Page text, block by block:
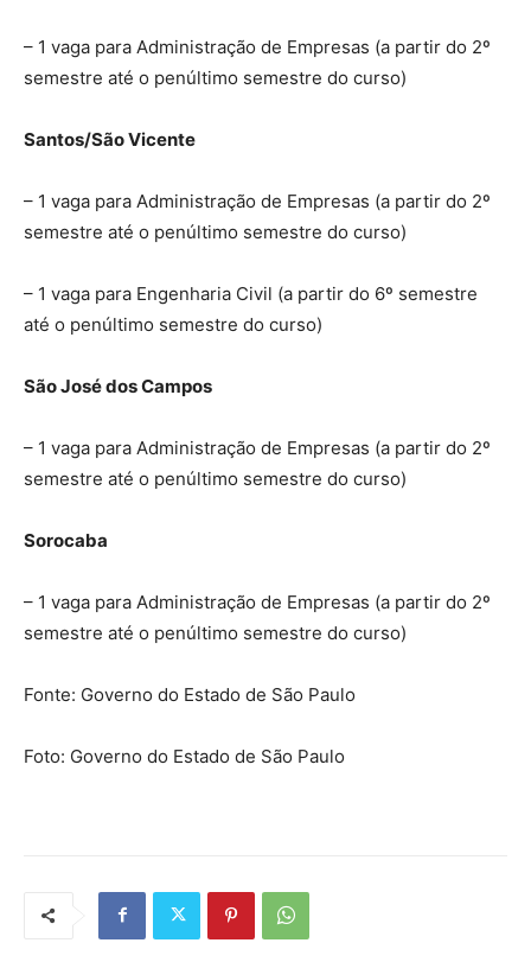
– 1 vaga para Administração de Empresas (a partir do 2º
semestre até o penúltimo semestre do curso)
Santos/São Vicente
– 1 vaga para Administração de Empresas (a partir do 2º
semestre até o penúltimo semestre do curso)
– 1 vaga para Engenharia Civil (a partir do 6º semestre
até o penúltimo semestre do curso)
São José dos Campos
– 1 vaga para Administração de Empresas (a partir do 2º
semestre até o penúltimo semestre do curso)
Sorocaba
– 1 vaga para Administração de Empresas (a partir do 2º
semestre até o penúltimo semestre do curso)
Fonte: Governo do Estado de São Paulo
Foto: Governo do Estado de São Paulo